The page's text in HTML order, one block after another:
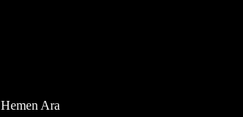
Hemen Ara